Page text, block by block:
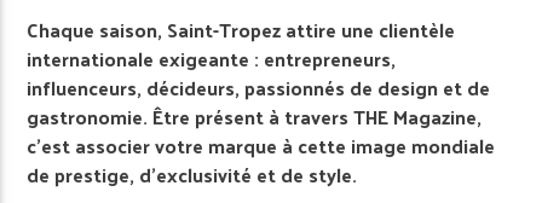
Chaque saison, Saint-Tropez attire une clientèle
internationale exigeante : entrepreneurs,
influenceurs, décideurs, passionnés de design et de
gastronomie. Être présent à travers THE Magazine,
c’est associer votre marque à cette image mondiale
de prestige, d’exclusivité et de style.